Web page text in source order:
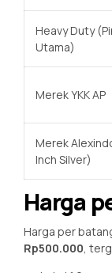
Heavy Duty
Utama)
Merek YKK AP
Merek
Inch Silver)
Harga
Harga per
Rp500.000,